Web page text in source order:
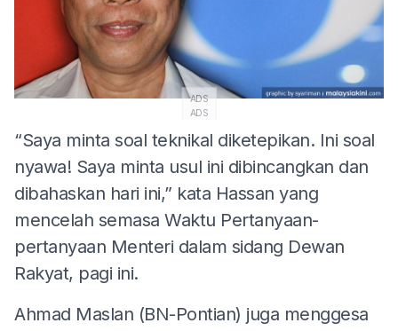
ADS
ADS
“Saya minta soal teknikal diketepikan. Ini soal
nyawa! Saya minta usul ini dibincangkan dan
dibahaskan hari ini,” kata Hassan yang
mencelah semasa Waktu Pertanyaan-
pertanyaan Menteri dalam sidang Dewan
Rakyat, pagi ini.
Ahmad Maslan (BN-Pontian) juga menggesa